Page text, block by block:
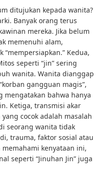
ditujukan kepada wanita?
Banyak orang terus
mereka. Jika belum
memenuhi alam,
Kedua,
seperti “jin” sering
wanita. Wanita dianggap
gangguan magis”,
mengatakan bahwa hanya
Ketiga, transmisi akar
cocok adalah masalah
seorang wanita tidak
trauma, faktor sosial atau
kenyataan ini,
seperti “Jinuhan Jin” juga